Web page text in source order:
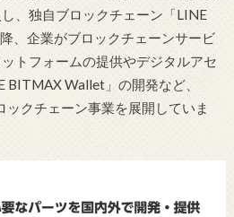
、独自ブロックチェーン「LINE
、企業がブロックチェーンサービ
トフォームの提供やデジタルアセ
BITMAX Wallet」の開発など、
クチェーン事業を展開していま